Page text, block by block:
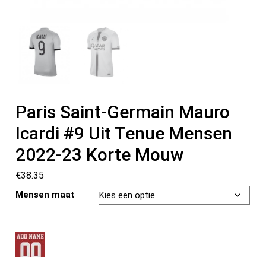
Paris Saint-Germain Mauro
Icardi #9 Uit Tenue Mensen
2022-23 Korte Mouw
€38.35
Mensen maat